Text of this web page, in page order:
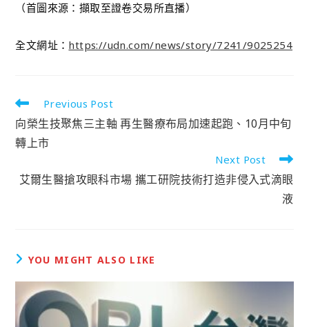
（首圖來源：擷取至證卷交易所直播）
全文網址： https://udn.com/news/story/7241/9025254
Previous Post
向榮生技聚焦三主軸 再生醫療布局加速起跑、10月中旬
轉上市
Next Post
艾爾生醫搶攻眼科市場 攜工研院技術打造非侵入式滴眼
液
YOU MIGHT ALSO LIKE